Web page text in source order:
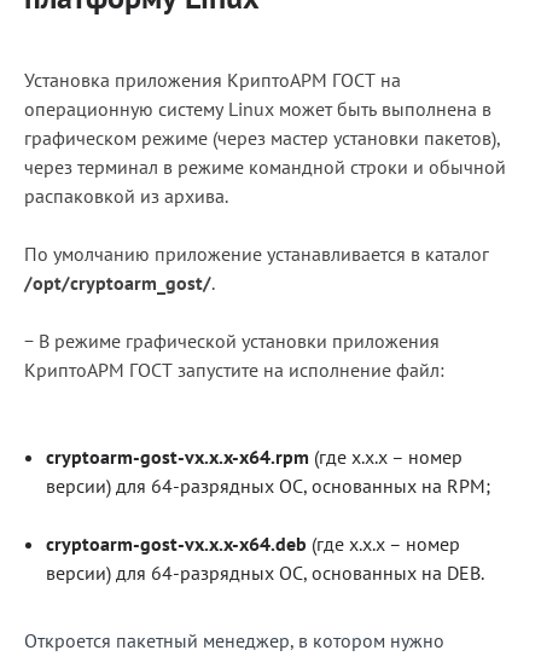
КриптоАРМ для 1С-Битрикс
Решения
Магазин
Полная версия сайта
Установка приложения КриптоАРМ ГОСТ на
операционную систему Linux может быть выполнена в
графическом режиме (через мастер установки пакетов),
через терминал в режиме командной строки и обычной
распаковкой из архива.
По умолчанию приложение устанавливается в каталог
/opt/cryptoarm_gost/.
− В режиме графической установки приложения
КриптоАРМ ГОСТ запустите на исполнение файл:
cryptoarm-gost-vx.x.x-x64.rpm (где x.x.x – номер
версии) для 64-разрядных ОС, основанных на RPM;
cryptoarm-gost-vx.x.x-x64.deb (где x.x.x – номер
версии) для 64-разрядных ОС, основанных на DEB.
Откроется пакетный менеджер, в котором нужно